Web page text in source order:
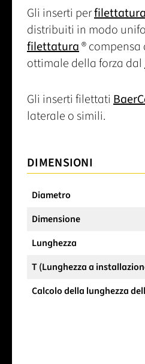
Gli inserti per
distribuiti in modo
filettatura®
ottimale della forza dal
Gli inserti filettati
laterale o simili.
DIMENSIONI
Diametro
Dimensione
Lunghezza
T (Lunghezza a
Calcolo della lunghezza